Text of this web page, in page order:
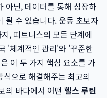
아닌, 데이터를 통해 성장하
될 수 있습니다. 운동 초보자
, 피트니스의 모든 단계에
'체계적인 관리'와 '꾸준한
은 이 두 가지 핵심 요소를 가
으로 해결해주는 최고의
의 바다에서 어떤 헬스 루틴